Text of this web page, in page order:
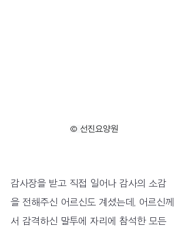
© 선진요양원
감사장을 받고 직접 일어나 감사의 소감
을 전해주신 어르신도 계셨는데, 어르신께
서 감격하신 말투에 자리에 참석한 모든